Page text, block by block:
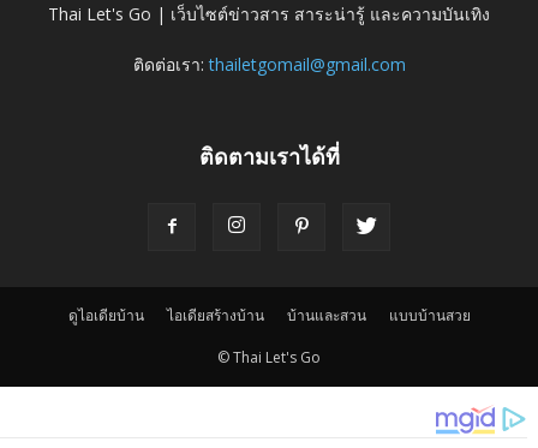
Thai Let's Go | เว็บไซต์ข่าวสาร สาระน่ารู้ และความบันเทิง
ติดต่อเรา:thailetgomail@gmail.com
ติดตามเราได้ที่
ดูไอเดียบ้าน ไอเดียสร้างบ้าน บ้านและสวน แบบบ้านสวย
© Thai Let's Go